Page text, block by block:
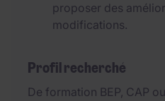
proposer des
modifications.
Profil recherché
De formation BEP, CAP